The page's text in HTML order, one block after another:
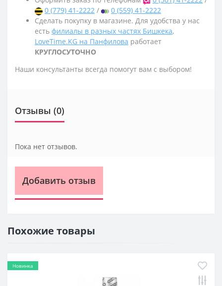
0 (779) 41-2222 /
0 (559) 41-2222
Сделать покупку в магазине. Для удобства у нас
есть филиалы в разных частях Бишкека,
LoveTime.KG на Панфилова работает
КРУГЛОСУТОЧНО
Наши консультанты всегда помогут вам с выбором!
Отзывы (0)
Пока нет отзывов.
Добавить отзыв
Похожие товары
Новинка